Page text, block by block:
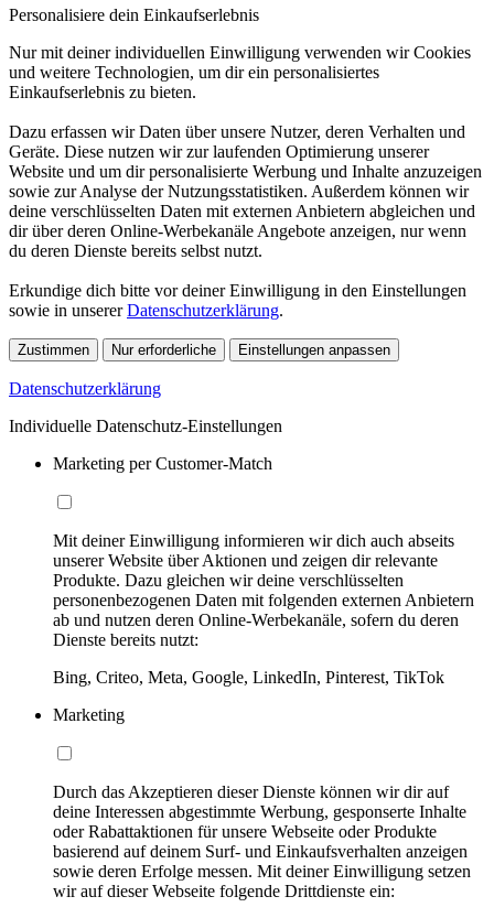
Personalisiere dein Einkaufserlebnis
Nur mit deiner individuellen Einwilligung verwenden wir Cookies
und weitere Technologien, um dir ein personalisiertes
Einkaufserlebnis zu bieten.
Dazu erfassen wir Daten über unsere Nutzer, deren Verhalten und
Geräte. Diese nutzen wir zur laufenden Optimierung unserer
Website und um dir personalisierte Werbung und Inhalte anzuzeigen
sowie zur Analyse der Nutzungsstatistiken. Außerdem können wir
deine verschlüsselten Daten mit externen Anbietern abgleichen und
dir über deren Online-Werbekanäle Angebote anzeigen, nur wenn
du deren Dienste bereits selbst nutzt.
Erkundige dich bitte vor deiner Einwilligung in den Einstellungen
sowie in unsererDatenschutzerklärung.
Zustimmen Nur erforderliche Einstellungen anpassen
Datenschutzerklärung
Individuelle Datenschutz-Einstellungen
Marketing per Customer-Match
Mit deiner Einwilligung informieren wir dich auch abseits
unserer Website über Aktionen und zeigen dir relevante
Produkte. Dazu gleichen wir deine verschlüsselten
personenbezogenen Daten mit folgenden externen Anbietern
ab und nutzen deren Online-Werbekanäle, sofern du deren
Dienste bereits nutzt:
Bing, Criteo, Meta, Google, LinkedIn, Pinterest, TikTok
Marketing
Durch das Akzeptieren dieser Dienste können wir dir auf
deine Interessen abgestimmte Werbung, gesponserte Inhalte
oder Rabattaktionen für unsere Webseite oder Produkte
basierend auf deinem Surf- und Einkaufsverhalten anzeigen
sowie deren Erfolge messen. Mit deiner Einwilligung setzen
wir auf dieser Webseite folgende Drittdienste ein: